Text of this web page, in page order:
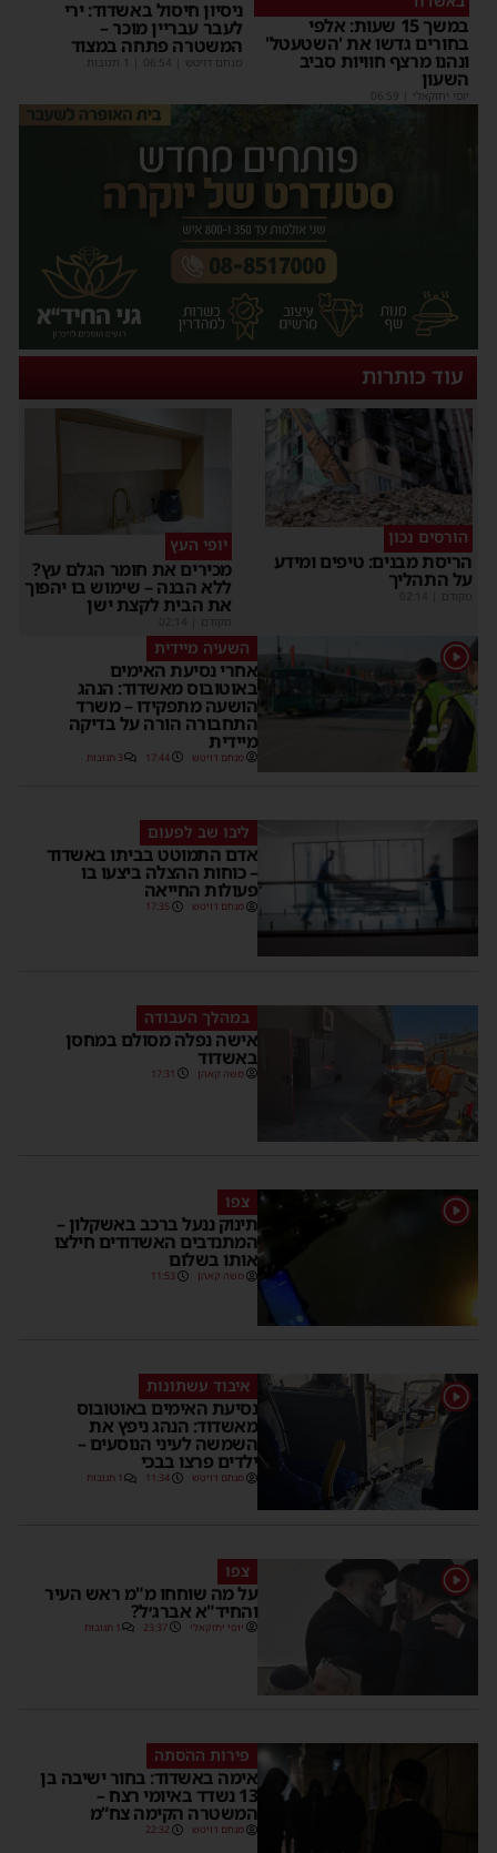
במשך 15 שעות: אלפי
בחורים גדשו את 'השטעטל'
ונהנו מרצף חוויות סביב
השעון
יוסי יחזקאלי 06:59
ניסיון חיסול באשדוד: ירי
לעבר עבריין מוכר –
המשטרה פתחה במצוד
מנחם דויטש 06:54
עוד כותרות
הורסים נכון
הריסת מבנים: טיפים ומידע
על התהליך
מקודם
יופי העץ
מכירים את חומר הגלם עץ?
ללא הבנה – שימוש בו יהפוך
את הבית לקצת ישן
מקודם
1 השעיה מיידית
אחרי נסיעת האימים
באוטובוס מאשדוד: הנהג
הושעה מתפקידו – משרד
התחבורה הורה על בדיקה
מיידית
מנחם דויטש 17:44 3 תגובות
ליבו שב לפעום
אדם התמוטט בביתו באשדוד
– כוחות ההצלה ביצעו בו
פעולות החייאה
מנחם דויטש 17:35
במהלך העבודה
אישה נפלה מסולם במחסן
באשדוד
משה קאהן 17:31
1 צפו
תינוק ננעל ברכב באשקלון –
המתנדבים האשדודים חילצו
אותו בשלום
משה קאהן 11:53
1 איבוד עשתונות
נסיעת האימים באוטובוס
מאשדוד: הנהג ניפץ את
השמשה לעיני הנוסעים –
ילדים פרצו בבכי
מנחם דויטש 11:34 1 תגובות
1 צפו
על מה שוחחו מ"מ ראש העיר
והחיד"א אברג׳ל?
יוסי יחזקאלי 23:37 1 תגובות
פירות ההסתה
אימה באשדוד: בחור ישיבה בן
13 נשדד באיומי רצח –
המשטרה הקימה צח”מ
מנחם דויטש 22:32